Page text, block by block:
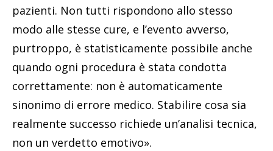
pazienti. Non tutti rispondono allo stesso
modo alle stesse cure, e l’evento avverso,
purtroppo, è statisticamente possibile anche
quando ogni procedura è stata condotta
correttamente: non è automaticamente
sinonimo di errore medico. Stabilire cosa sia
realmente successo richiede un’analisi tecnica,
non un verdetto emotivo».